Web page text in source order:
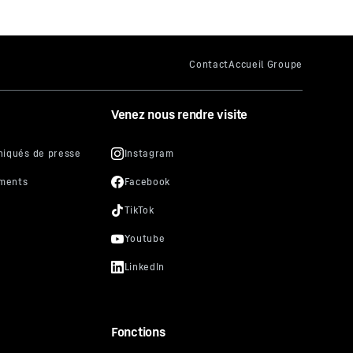
Venez nous rendre visite
Fonctions